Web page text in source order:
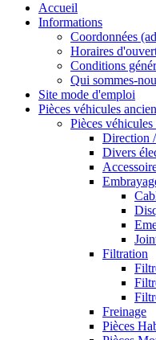
Accueil
Informations
Coordonnées
Horaires
Conditions
Qui sommes-
Site mode d'emploi
Pièces véhicules
Pièces
Direction
Divers
Filtration
Freinage
Pièces